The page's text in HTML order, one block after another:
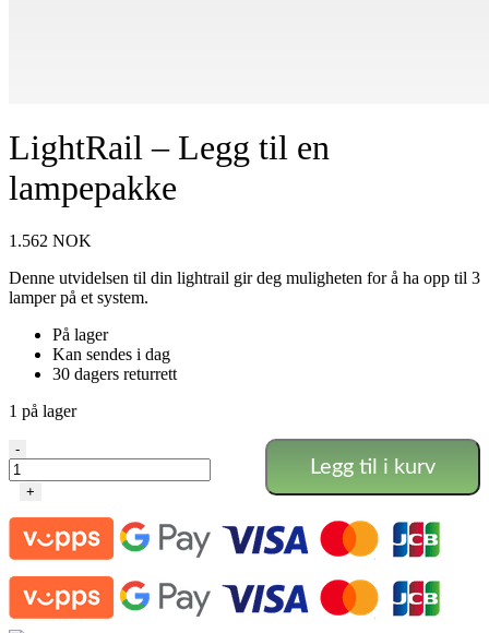
LightRail – Legg til en
lampepakke
1.562 NOK
Denne utvidelsen til din lightrail gir deg muligheten for å ha opp til 3
lamper på et system.
På lager
Kan sendes i dag
30 dagers returrett
1 på lager
LightRail
Legg
en
lampepakke
antall
-
+
Legg til i kurv